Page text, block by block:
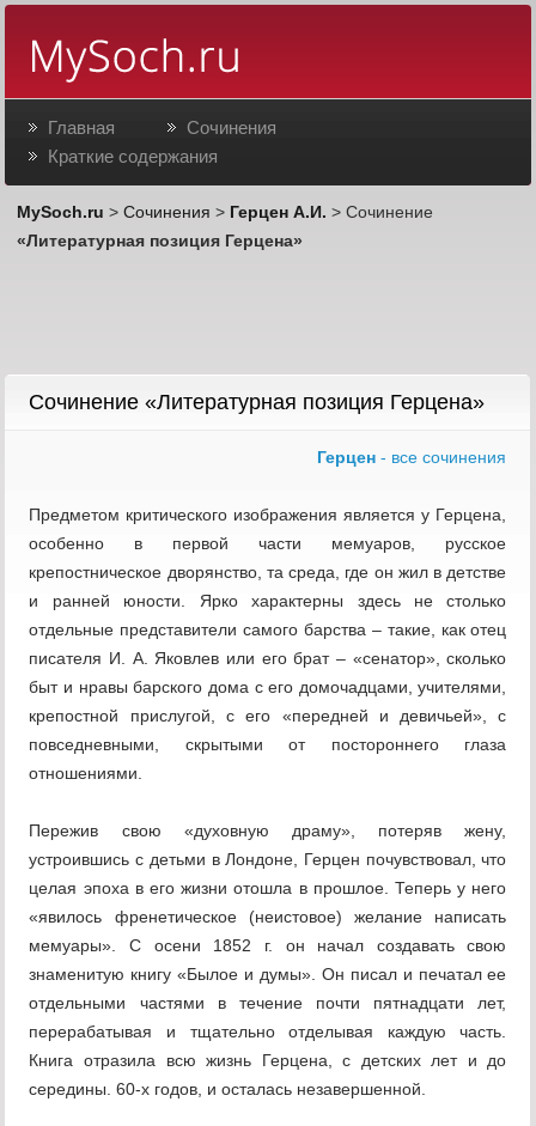
Главная
Сочинения
Краткие содержания
MySoch.ru >Сочинения > Герцен А.И. > Сочинение
«Литературная позиция Герцена»
Сочинение «Литературная позиция Герцена»
Герцен - все сочинения
Предметом критического изображения является у Герцена,
особенно в первой части мемуаров, русское
крепостническое дворянство, та среда, где он жил в детстве
и ранней юности. Ярко характерны здесь не столько
отдельные представители самого барства – такие, как отец
писателя И. А. Яковлев или его брат – «сенатор», сколько
быт и нравы барского дома с его домочадцами, учителями,
крепостной прислугой, с его «передней и девичьей», с
повседневными, скрытыми от постороннего глаза
отношениями.
Пережив свою «духовную драму», потеряв жену,
устроившись с детьми в Лондоне, Герцен почувствовал, что
целая эпоха в его жизни отошла в прошлое. Теперь у него
«явилось френетическое (неистовое) желание написать
мемуары». С осени 1852 г. он начал создавать свою
знаменитую книгу «Былое и думы». Он писал и печатал ее
отдельными частями в течение почти пятнадцати лет,
перерабатывая и тщательно отделывая каждую часть.
Книга отразила всю жизнь Герцена, с детских лет и до
середины. 60-х годов, и осталась незавершенной.